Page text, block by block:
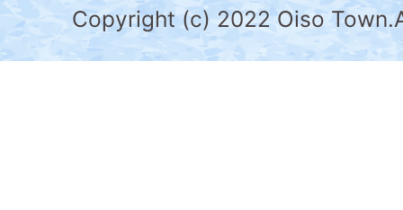
県
の
Copyright (c) 2022 Oiso